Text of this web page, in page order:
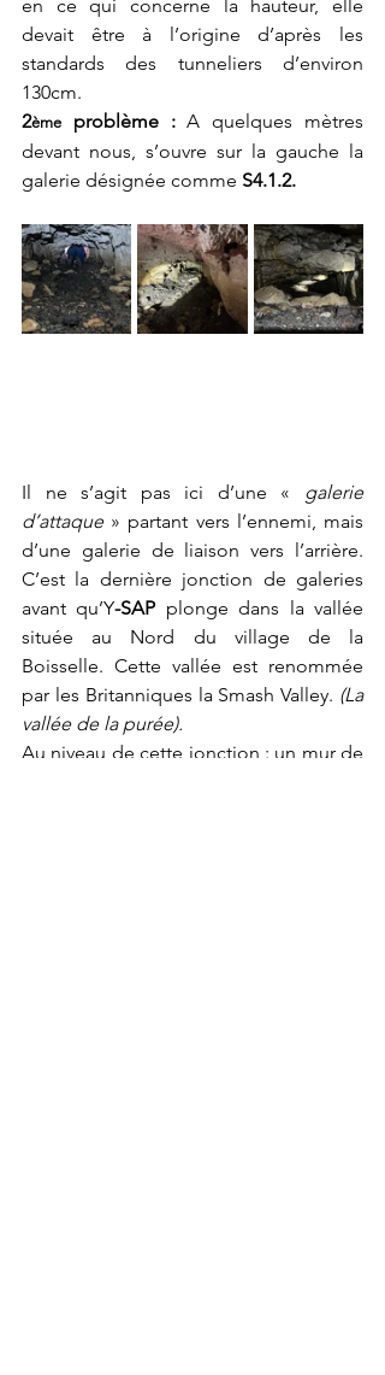
en ce qui concerne la hauteur, elle
devait être à l’origine d’après les
standards des tunneliers d’environ
130cm.
2ème problème : A quelques mètres
devant nous, s’ouvre sur la gauche la
galerie désignée comme S4.1.2.
Il ne s’agit pas ici d’une « galerie
d’attaque » partant vers l’ennemi, mais
d’une galerie de liaison vers l’arrière.
C’est la dernière jonction de galeries
avant qu’Y-SAP plonge dans la vallée
située au Nord du village de la
Boisselle. Cette vallée est renommée
par les Britanniques la Smash Valley. (La
vallée de la purée).
Au niveau de cette jonction : un mur de